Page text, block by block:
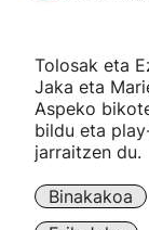
"Helmuga"
Tolosak eta
Jaka eta
Aspeko
bildu eta
jarraitzen du.
Binakakoa